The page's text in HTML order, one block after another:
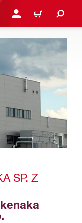
ZALOGUJ SIĘ LUB
KOSZYK
SP. Z